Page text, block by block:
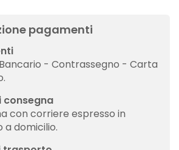
pagamenti
- Contrassegno - Carta
consegna
con corriere espresso in
a domicilio.